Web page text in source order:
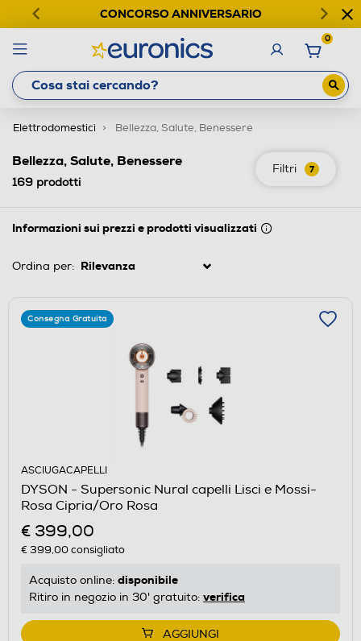
CONCORSO ANNIVERSARIO
0
Elettrodomestici Bellezza, Salute, Benessere
Filtri 7
Bellezza, Salute, Benessere
169 prodotti
Informazioni sui prezzi e prodotti visualizzati
Ordina per:
Consegna Gratuita
ASCIUGACAPELLI
DYSON - Supersonic Nural capelli Lisci e Mossi-
Rosa Cipria/Oro Rosa
€ 399,00
€ 399,00consigliato
Acquisto online: disponibile
Ritiro in negozio in 30' gratuito: verifica
AGGIUNGI